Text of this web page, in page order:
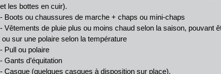
et les bottes en cuir).
- Boots ou chaussures de marche + chaps ou mini-chaps
- Vêtements de pluie plus ou moins chaud selon la saison, pouvant
ou sur une polaire selon la température
- Pull ou polaire
- Gants d’équitation
- Casque (quelques casques à disposition sur place),